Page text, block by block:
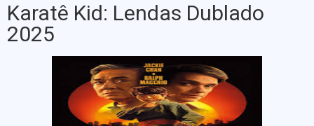
Karatê Kid: Lendas Dublado
2025